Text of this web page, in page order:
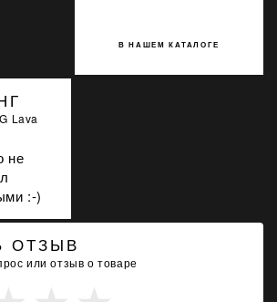
В НАШЕМ КАТАЛОГЕ
Lava
не
:-)
ОТЗЫВ
или отзыв о товаре